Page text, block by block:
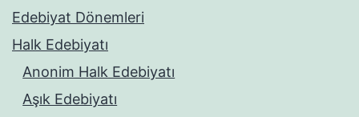
Edebiyat Dönemleri
Halk Edebiyatı
Anonim Halk Edebiyatı
Aşık Edebiyatı